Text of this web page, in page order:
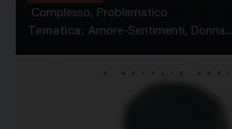
Complesso, Problematico
Tematica: Amore-Sentimenti, Donna...